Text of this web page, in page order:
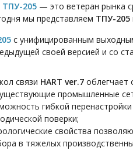
ТПУ-205— это ветеран рынка
мы представляем ТПУ-205
с унифицированным
своей версией и со
связи HART ver.7облегчает
промышленные
гибкой
поверки;
свойства
в тяжелых